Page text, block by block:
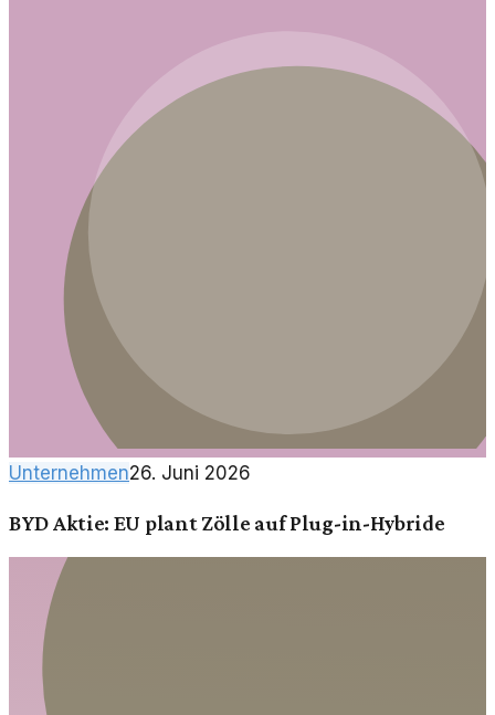
Unternehmen26. Juni 2026
BYD Aktie: EU plant Zölle auf Plug-in-Hybride